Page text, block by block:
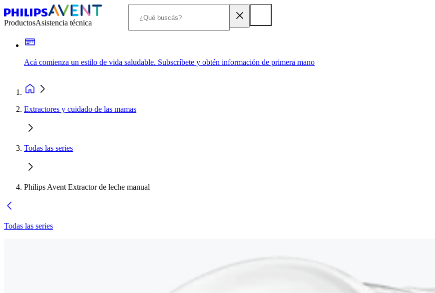
ProductosAsistencia técnica
Acá comienza un estilo de vida saludable. Subscríbete y obtén información de primera mano
Extractores y cuidado de las mamas
Todas las series
Philips Avent Extractor de leche manual
Todas las series